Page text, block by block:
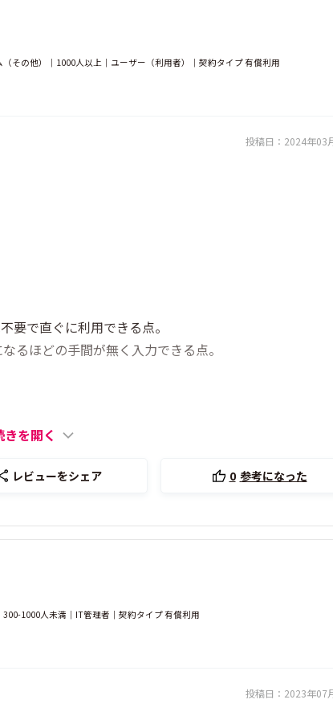
その他）｜1000人以上｜ユーザー（利用者）｜契約タイプ 有償利用
投稿日： 2024年03
要で直ぐに利用できる点。
るほどの手間が無く入力できる点。
きを開く
レビューをシェア 0 参考になった
1000人未満｜IT管理者｜契約タイプ 有償利用
投稿日： 2023年07